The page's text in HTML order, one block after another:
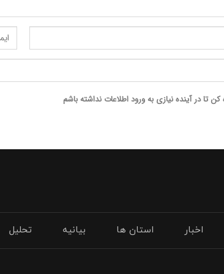
تا در آینده نیازی به ورود اطلاعات نداشته باشم
اخبار استان ها بیانیه تحلیل